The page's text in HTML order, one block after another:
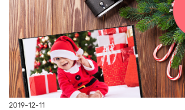
2019-12-11